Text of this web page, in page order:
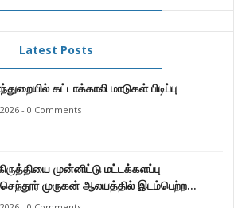
Latest Posts
கட்டாக்காலி மாடுகள் பிடிப்பு
- 0 Comments
முன்னிட்டு மட்டக்களப்பு
முருகன் ஆலயத்தில் இடம்பெற்ற
பால்குட பவனி 1008 சங்கா ஆபிஷேக நிகழ்வு.